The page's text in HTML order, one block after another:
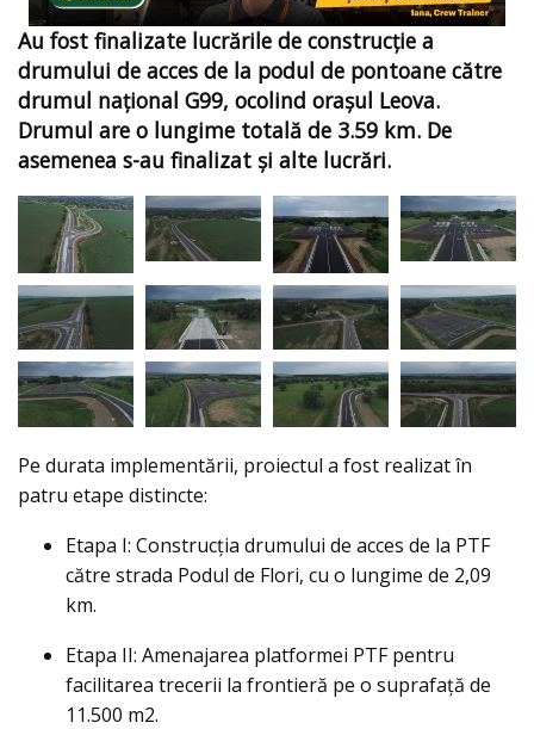
Au fost finalizate lucrările de construcție a
drumului de acces de la podul de pontoane către
drumul național G99, ocolind orașul Leova.
Drumul are o lungime totală de 3.59 km. De
asemenea s-au finalizat și alte lucrări.
Pe durata implementării, proiectul a fost realizat în
patru etape distincte:
Etapa I: Construcția drumului de acces de la PTF
către strada Podul de Flori, cu o lungime de 2,09
km.
Etapa II: Amenajarea platformei PTF pentru
facilitarea trecerii la frontieră pe o suprafață de
11.500 m2.